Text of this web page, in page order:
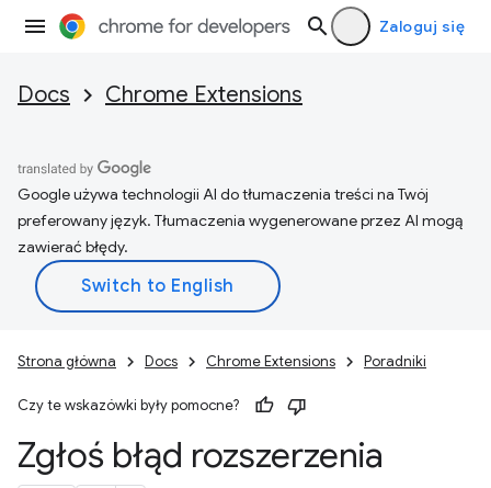
Zaloguj się
Docs Chrome Extensions
Google używa technologii AI do tłumaczenia treści na Twój
preferowany język. Tłumaczenia wygenerowane przez AI mogą
zawierać błędy.
Strona główna Docs Chrome Extensions Poradniki
Czy te wskazówki były pomocne?
Zgłoś błąd rozszerzenia